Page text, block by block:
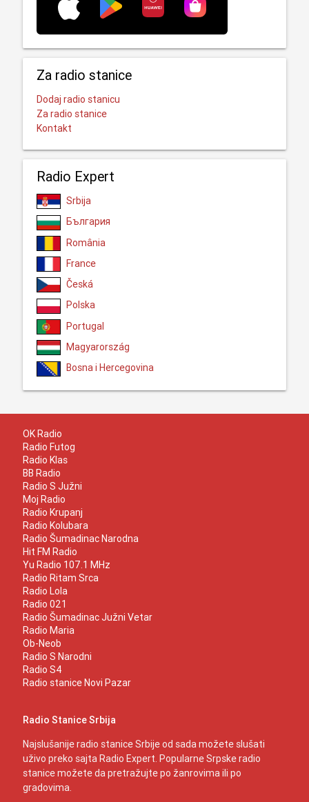
Za radio stanice
Dodaj radio stanicu
Za radio stanice
Kontakt
Radio Expert
Srbija
България
România
France
Česká
Polska
Portugal
Magyarország
Bosna i Hercegovina
OK Radio
Radio Futog
Radio Klas
BB Radio
Radio S Južni
Moj Radio
Radio Krupanj
Radio Kolubara
Radio Šumadinac Narodna
Hit FM Radio
Yu Radio 107.1 MHz
Radio Ritam Srca
Radio Lola
Radio 021
Radio Šumadinac Južni Vetar
Radio Maria
Ob-Neob
Radio S Narodni
Radio S4
Radio stanice Novi Pazar
Radio Stanice Srbija
Najslušanije radio stanice Srbije od sada možete slušati
uživo preko sajta Radio Expert. Popularne Srpske radio
stanice možete da pretražujte po žanrovima ili po
gradovima.